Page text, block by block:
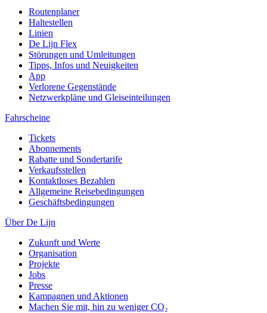
Routenplaner
Haltestellen
Linien
De Lijn Flex
Störungen und Umleitungen
Tipps, Infos und Neuigkeiten
App
Verlorene Gegenstände
Netzwerkpläne und Gleiseinteilungen
Fahrscheine
Tickets
Abonnements
Rabatte und Sondertarife
Verkaufsstellen
Kontaktloses Bezahlen
Allgemeine Reisebedingungen
Geschäftsbedingungen
Über De Lijn
Zukunft und Werte
Organisation
Projekte
Jobs
Presse
Kampagnen und Aktionen
Machen Sie mit, hin zu weniger CO₂